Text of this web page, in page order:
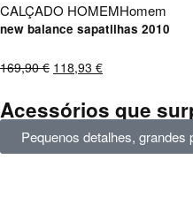
CALÇADO HOMEMHomem
new balance sapatilhas 2010
169,90€ 118,93 €
Acessórios que
Pequenos detalhes, grandes